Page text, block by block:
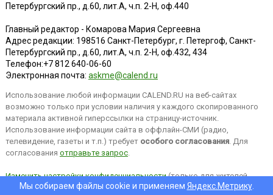
Петербургский пр., д.60, лит.А, ч.п. 2-Н, оф.440
Главный редактор - Комарова Мария Сергеевна
Адрес редакции: 198516 Санкт-Петербург, г. Петергоф, Санкт-
Петербургский пр., д.60, лит.А, ч.п. 2-Н, оф.432, 434
Телефон:+7 812 640-06-60
Электронная почта: askme@calend.ru
Использование любой информации CALEND.RU на веб-сайтах
возможно только при условии наличия у каждого скопированного
материала активной гиперссылки на страницу-источник.
Использование информации сайта в оффлайн-СМИ (радио,
телевидение, газеты и т.п.) требует особого согласования. Для
согласования отправьте запрос.
Изменить настройки конфиденциальности(только для жителей
EEA).Мы собираем файлы cookie и применяем Яндекс.Метрику.